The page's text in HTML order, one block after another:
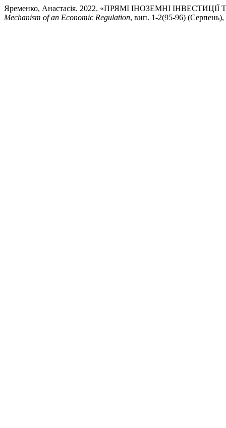
Яременко, Анастасія. 2022. «ПРЯМІ ІНОЗЕМНІ
Mechanism of an Economic Regulation, вип. 1-2(95-96) (Серпень),